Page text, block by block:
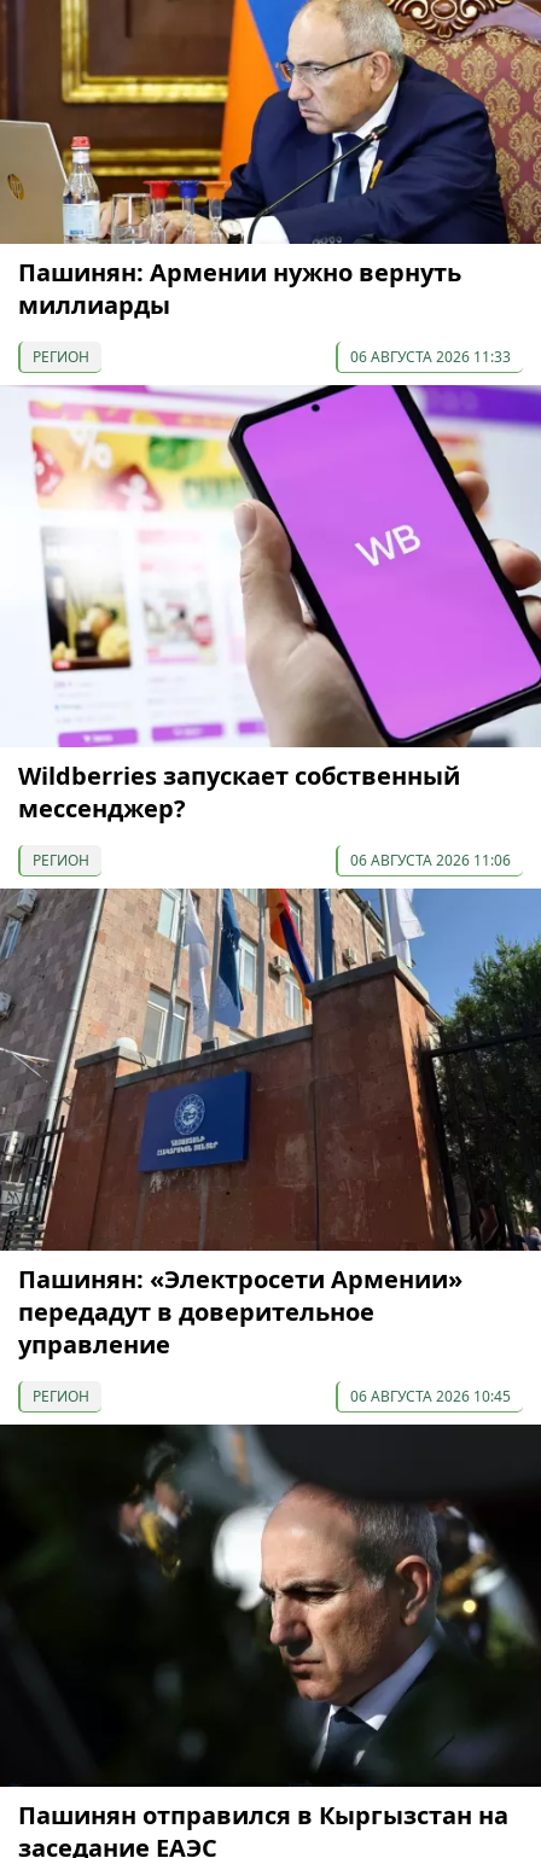
Пашинян: Армении нужно вернуть
миллиарды
РЕГИОН 06 АВГУСТА 2026 11:33
Wildberries запускает собственный
мессенджер?
РЕГИОН 06 АВГУСТА 2026 11:06
Пашинян: «Электросети Армении»
передадут в доверительное
управление
РЕГИОН 06 АВГУСТА 2026 10:45
Пашинян отправился в Кыргызстан на
заседание ЕАЭС